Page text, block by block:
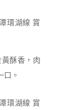
酥香，肉
口。